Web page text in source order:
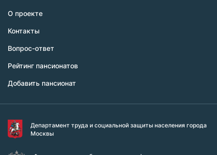
О проекте
Контакты
Вопрос-ответ
Рейтинг пансионатов
Добавить пансионат
Департамент труда и социальной защиты населения города
Москвы